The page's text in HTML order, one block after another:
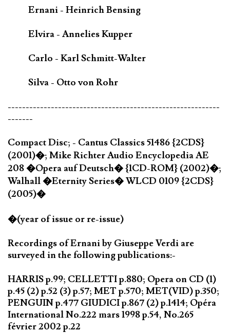
Ernani - Heinrich Bensing
Elvira - Annelies Kupper
Carlo - Karl Schmitt-Walter
Silva - Otto von Rohr
-----------------------------------------------------------
-------
Compact Disc; - Cantus Classics 51486 {2CDS}
(2001)�; Mike Richter Audio Encyclopedia AE
208 �Opera auf Deutsch� {1CD-ROM} (2002)�;
Walhall �Eternity Series� WLCD 0109 {2CDS}
(2005)�
�(year of issue or re-issue)
Recordings of Ernani by Giuseppe Verdi are
surveyed in the following publications:-
HARRIS p.99; CELLETTI p.880; Opera on CD (1)
p.45 (2) p.52 (3) p.57; MET p.570; MET(VID) p.350;
PENGUIN p.477 GIUDICI p.867 (2) p.1414; Opéra
International No.222 mars 1998 p.54, No.265
février 2002 p.22